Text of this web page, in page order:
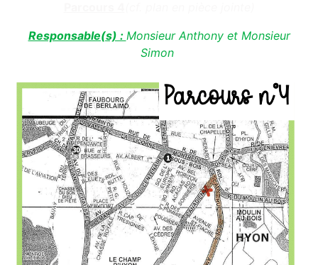
Responsable(s) : Monsieur Anthony et Monsieur
Simon